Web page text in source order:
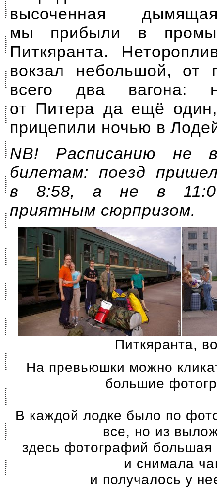
высоченная
мы прибыли в
Питкяранта.
вокзал небольшой, от
всего два вагона:
от Питера да ещё
прицепили ночью в
NB! Расписанию не
билетам: поезд
в 8:58, а не в
приятным сюрпризом.
Питкяранта,
На превьюшки можно
большие
В каждой лодке было по
все, но из
здесь фотографий большая
и снимала
и получалось у